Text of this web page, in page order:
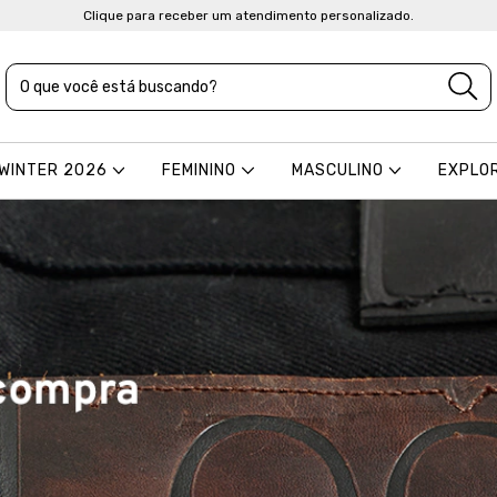
Clique para receber um atendimento personalizado.
2026 FEMININO MASCULINO